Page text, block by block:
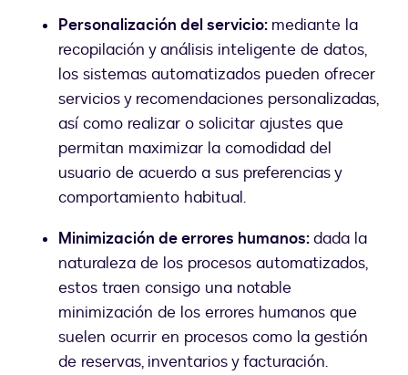
Personalización del servicio: mediante la
recopilación y análisis inteligente de datos,
los sistemas automatizados pueden ofrecer
servicios y recomendaciones personalizadas,
así como realizar o solicitar ajustes que
permitan maximizar la comodidad del
usuario de acuerdo a sus preferencias y
comportamiento habitual.
Minimización de errores humanos:dada la
naturaleza de los procesos automatizados,
estos traen consigo una notable
minimización de los errores humanos que
suelen ocurrir en procesos como la gestión
de reservas, inventarios y facturación.